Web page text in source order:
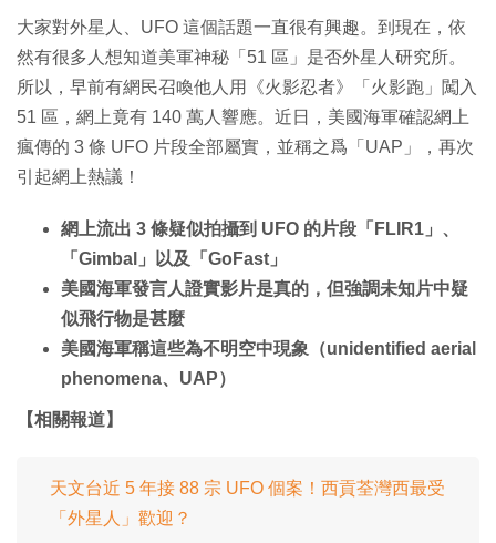
大家對外星人、UFO 這個話題一直很有興趣。到現在，依
然有很多人想知道美軍神秘「51 區」是否外星人研究所。
所以，早前有網民召喚他人用《火影忍者》「火影跑」闖入
51 區，網上竟有 140 萬人響應。近日，美國海軍確認網上
瘋傳的 3 條 UFO 片段全部屬實，並稱之爲「UAP」，再次
引起網上熱議！
網上流出 3 條疑似拍攝到 UFO 的片段「FLIR1」、
「Gimbal」以及「GoFast」
美國海軍發言人證實影片是真的，但強調未知片中疑
似飛行物是甚麼
美國海軍稱這些為不明空中現象（unidentified aerial
phenomena、UAP）
【相關報道】
天文台近 5 年接 88 宗 UFO 個案！西貢荃灣西最受
「外星人」歡迎？